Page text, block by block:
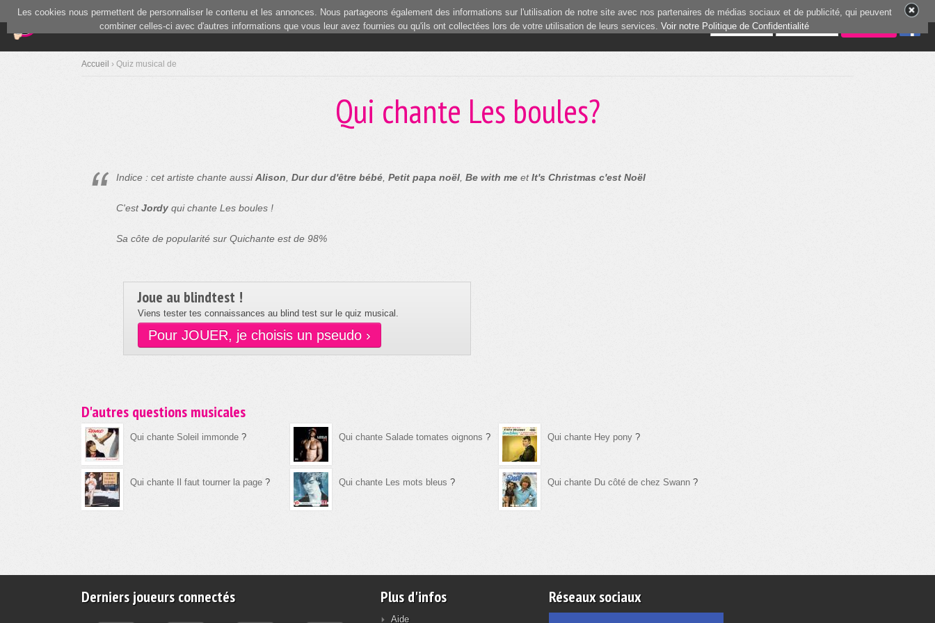
Blind Test(current)
Communauté 12 joueurs en ligne
Accueil › Quiz musical de
Qui chante Les boules?
Indice : cet artiste chante aussiAlison Dur dur d'être bébé Petit papa noël Be with me etIt's Christmas c'est Noël
C'estJordy qui chante Les boules !
Sa côte de popularité sur Quichante est de 98%
Joue au blindtest !
Viens tester tes connaissances au blind test sur le quiz musical.
Pour JOUER, je choisis un pseudo ›
D'autres questions musicales
Qui chante Soleil immonde ? Qui chante Salade tomates oignons ? Qui chante Hey pony ?
Qui chante Il faut tourner la page ? Qui chante Les mots bleus ? Qui chante Du côté de chez Swann ?
Les cookies nous permettent de personnaliser le contenu et les annonces. Nous partageons également des informations sur l'utilisation de notre site avec nos partenaires de médias sociaux et de publicité, qui peuvent
combiner celles-ci avec d'autres informations que vous leur avez fournies ou qu'ils ont collectées lors de votre utilisation de leurs services. Voir notre Politique de Confidentialité
Derniers joueurs connectés Plus d'infos
Aide
Réseaux sociaux